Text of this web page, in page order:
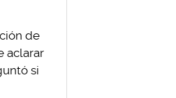
de
aclarar
si